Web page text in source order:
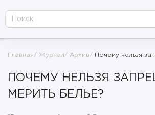
Главная Журнал Архив Почему нельзя
ПОЧЕМУ НЕЛЬЗЯ
МЕРИТЬ БЕЛЬЕ?